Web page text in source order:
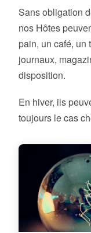
Sans obligation
nos Hôtes
pain, un café, un
journaux,
disposition.
En hiver, ils
toujours le cas